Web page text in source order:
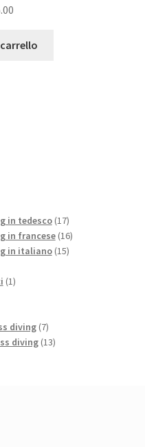
in tedesco 1717
prodotti
in francese 1616
in italiano 1515
11
diving 77
prodotti
diving 1313